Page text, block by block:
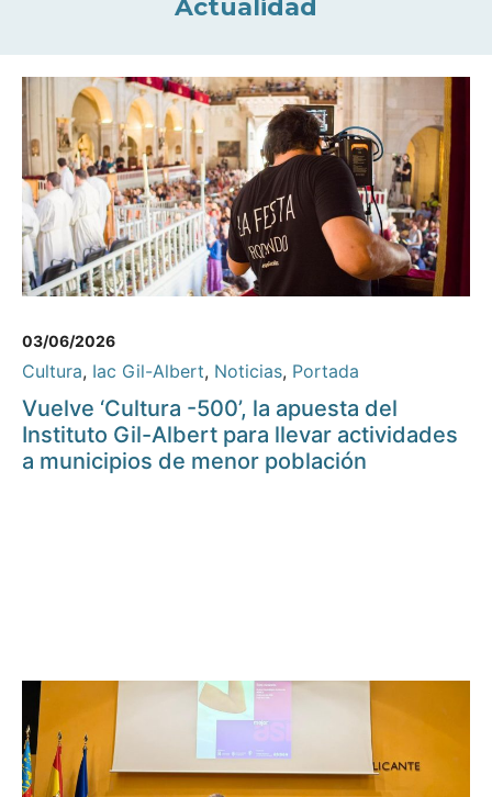
Actualidad
03/06/2026
Cultura, Iac Gil-Albert, Noticias, Portada
Vuelve ‘Cultura -500’, la apuesta del
Instituto Gil-Albert para llevar actividades
a municipios de menor población